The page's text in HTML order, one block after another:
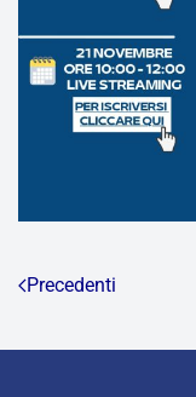
Precedenti